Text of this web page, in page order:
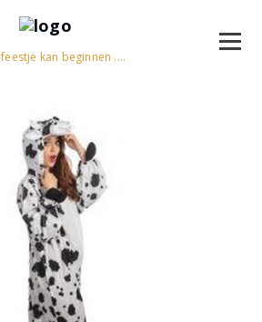
kan beginnen ....